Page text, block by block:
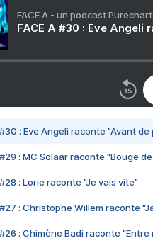
FACE A - un podcast
FACE A #30 : Eve Angeli
#30 : Eve Angeli raconte "Avant de
#29 : MC Solaar raconte "Bouge
#28 : Lorie raconte "Je vais vite"
#27 : Christophe Willem raconte
#26 : Chimène Badi raconte "Entre